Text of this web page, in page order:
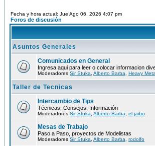
Fecha y hora actual: Jue Ago 06, 2026 4:07 pm
Foros de discusión
Asuntos Generales
Comunicados en General
Ingresa aqui para leer o colocar informacion
Moderadores Sir Stuka Alberto Barba Heavy
Taller de Tecnicas
Intercambio de Tips
Técnicas, Consejos, Información
Moderadores Sir Stuka Alberto Barba el jaibo
Mesas de Trabajo
Paso a Paso, proyectos de Modelistas
Moderadores Sir Stuka Alberto Barba rodolfo